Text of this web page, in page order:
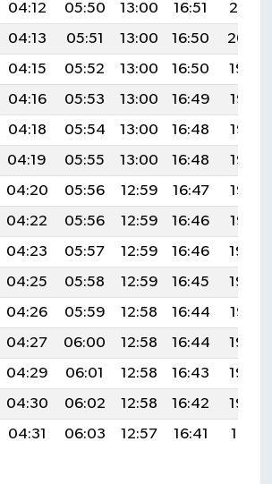
04:12 05:50 13:00 16:51
20:01
04:13 05:51 13:00 16:50
20:00
04:15 05:52 13:00 16:50
19:59
04:16 05:53 13:00 16:49
19:57
04:18 05:54 13:00 16:48
19:56
04:19 05:55 13:00 16:48
19:55
04:20 05:56 12:59 16:47
19:53
04:22 05:56 12:59 16:46
19:52
04:23 05:57 12:59 16:46
19:50
04:25 05:58 12:59 16:45
19:49
04:26 05:59 12:58 16:44
19:47
04:27 06:00 12:58 16:44
19:46
04:29 06:01 12:58 16:43
19:44
04:30 06:02 12:58 16:42
19:43
04:31 06:03 12:57 16:41 19:41